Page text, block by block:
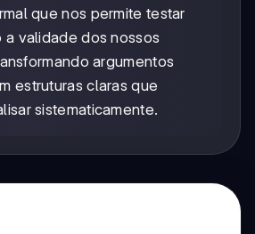
que nos permite testar
a validade dos nossos
argumentos
estruturas claras que
sistematicamente.